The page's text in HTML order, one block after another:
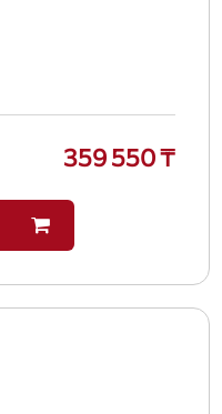
359 550 ₸